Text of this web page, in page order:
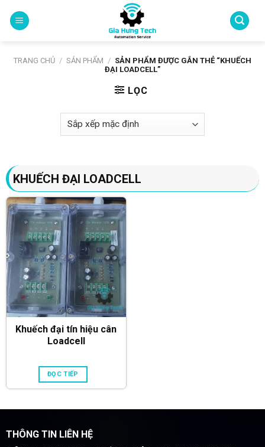
TRANG CHỦ / SẢN PHẨM / SẢN PHẨM ĐƯỢC GẮN THẺ “KHUẾCH
ĐẠI LOADCELL”
LỌC
KHUẾCH ĐẠI LOADCELL
Khuếch đại tín hiệu cân
Loadcell
ĐỌC TIẾP
THÔNG TIN LIÊN HỆ